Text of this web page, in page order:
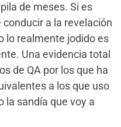
de meses. Si es
a la revelación
lo realmente jodido es
Una evidencia total
de QA por los que ha
a los que uso
la sandía que voy a